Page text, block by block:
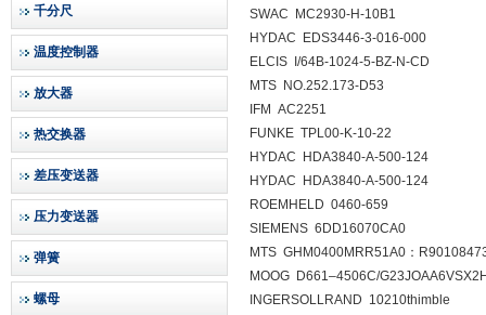
千分尺
温度控制器
放大器
热交换器
差压变送器
压力变送器
弹簧
螺母
SWAC MC2930-H-10B1
HYDAC EDS3446-3-016-000
ELCIS I/64B-1024-5-BZ-N-CD
MTS NO.252.173-D53
IFM AC2251
FUNKE TPL00-K-10-22
HYDAC HDA3840-A-500-124
HYDAC HDA3840-A-500-124
ROEMHELD 0460-659
SIEMENS 6DD16070CA0
MTS GHM0400MRR51A0：
MOOG D661–4506C/
INGERSOLLRAND 10210thimble